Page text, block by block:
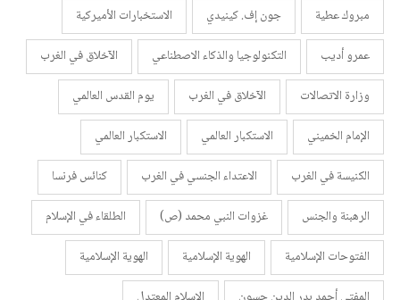
مبروك عطية
جون إف. كينيدي
الاستخبارات الأميركية
عمرو أديب
التكنولوجيا والذكاء الاصطناعي
الآخلاق في الغرب
وزارة الاتصالات
الآخلاق في الغرب
يوم القدس العالمي
الإمام الخميني
الاستكبار العالمي
الاستكبار العالمي
الكنيسة في الغرب
الاعتداء الجنسي في الغرب
كنائس فرنسا
الرهبنة والجنس
غزوات النبي محمد (ص)
الطلقاء في الإسلام
الفتوحات الإسلامية
الهوية الإسلامية
الهوية الإسلامية